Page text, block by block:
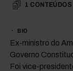
1 CONTEÚDOS
BIO
Ex-ministro do
Governo
Foi vice-